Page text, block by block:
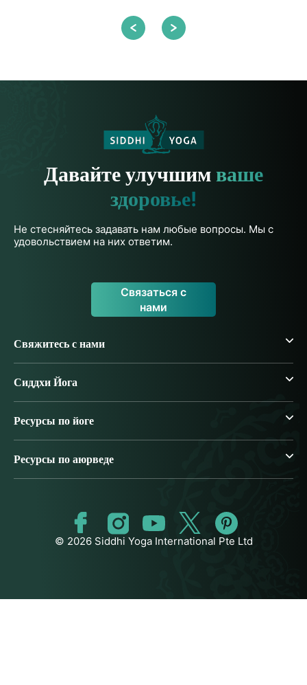
Давайте улучшимваше
здоровье!
Не стесняйтесь задавать нам любые вопросы. Мы с
удовольствием на них ответим.
Связаться с
нами
Свяжитесь с нами
Сиддхи Йога
Ресурсы по йоге
Ресурсы по аюрведе
© 2026 Siddhi Yoga International Pte Ltd